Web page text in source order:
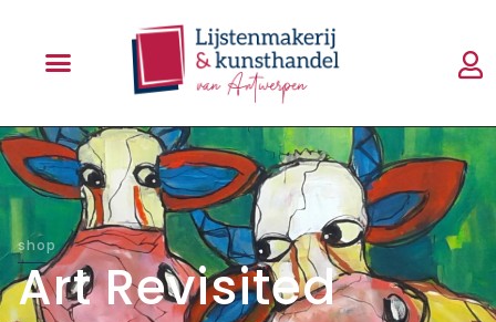
shop
Art Revisited